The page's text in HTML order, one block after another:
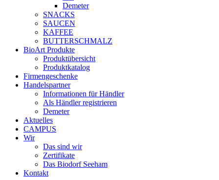
Demeter
SNACKS
SAUCEN
KAFFEE
BUTTERSCHMALZ
BioArt Produkte
Produktübersicht
Produktkatalog
Firmengeschenke
Handelspartner
Informationen für Händler
Als Händler registrieren
Demeter
Aktuelles
CAMPUS
Wir
Das sind wir
Zertifikate
Das Biodorf Seeham
Kontakt